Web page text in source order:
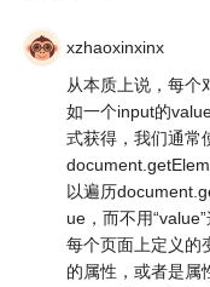
xzhaoxinxinx
从本质上说，每个
如一个input的
式获得，我们通常
以遍历
ue，而不用“value”
每个页面上定义的
的属性，或者是属